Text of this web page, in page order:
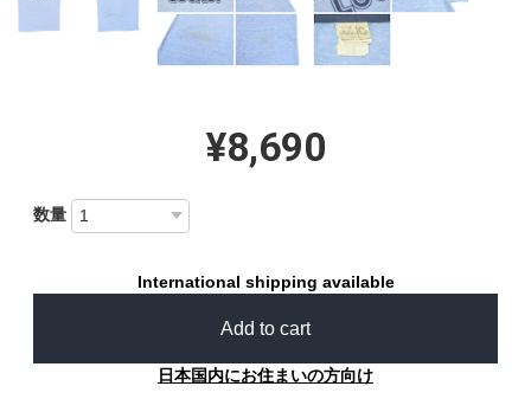
¥8,690
数量
International shipping available
Add to cart
日本国内にお住まいの方向け